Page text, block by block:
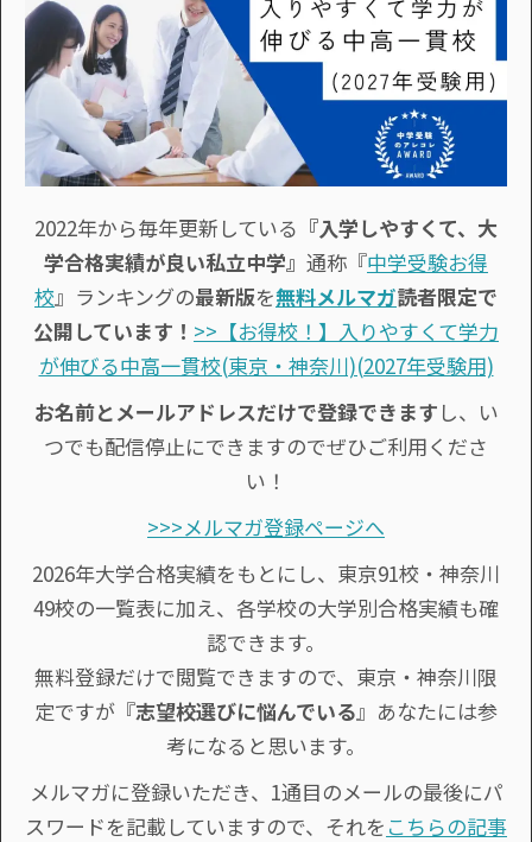
2022年から毎年更新している 『入学しやすくて、大
学合格実績が良い私立中学』 通称『中学受験お得
校』ランキングの最新版を無料メルマガ読者限定で
公開しています！ >>【お得校！】入りやすくて学力
が伸びる中高一貫校(東京・神奈川)(2027年受験用)
お名前とメールアドレスだけで登録できます し、い
つでも配信停止にできますのでぜひご利用くださ
い！
>>>メルマガ登録ページへ
2026年大学合格実績をもとにし、東京91校・神奈川
49校の一覧表に加え、各学校の大学別合格実績も確
認できます。
無料登録だけで閲覧できますので、東京・神奈川限
定ですが『志望校選びに悩んでいる』あなたには参
考になると思います。
メルマガに登録いただき、1通目のメールの最後にパ
スワードを記載していますので、それを こちらの記事